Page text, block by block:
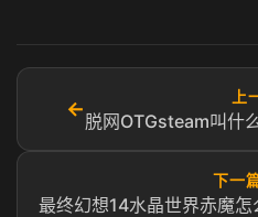
←
上
脱网OTGsteam叫什
下一
最终幻想14水晶世界赤魔